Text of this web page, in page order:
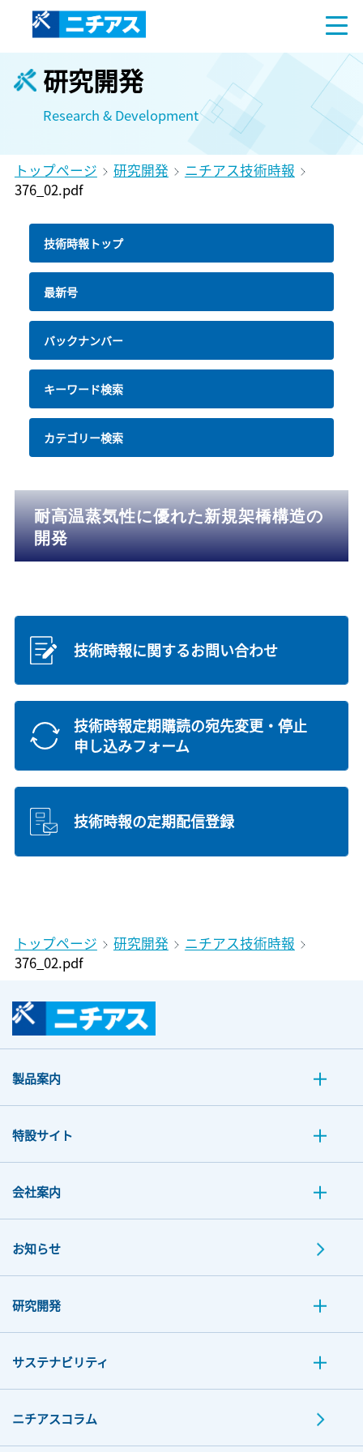
研究開発
Research & Development
トップページ 研究開発
ニチアス技術時報
376_02.pdf
技術時報トップ
最新号
バックナンバー
キーワード検索
カテゴリー検索
耐高温蒸気性に優れた新規架橋構造の
開発
技術時報に関するお問い合わせ
技術時報定期購読の宛先変更・停止
申し込みフォーム
技術時報の定期配信登録
トップページ 研究開発
ニチアス技術時報
376_02.pdf
製品案内
特設サイト
会社案内
お知らせ
研究開発
サステナビリティ
ニチアスコラム